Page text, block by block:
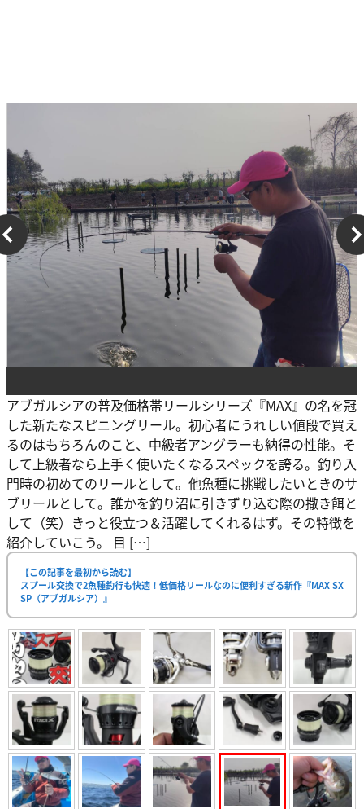
アブガルシアの普及価格帯リールシリーズ『MAX』の名を冠
した新たなスピニングリール。初心者にうれしい値段で買え
るのはもちろんのこと、中級者アングラーも納得の性能。そ
して上級者なら上手く使いたくなるスペックを誇る。釣り入
門時の初めてのリールとして。他魚種に挑戦したいときのサ
ブリールとして。誰かを釣り沼に引きずり込む際の撒き餌と
して（笑）きっと役立つ＆活躍してくれるはず。その特徴を
紹介していこう。 目 […]
【この記事を最初から読む】
スプール交換で2魚種釣行も快適！低価格リールなのに便利すぎる新作『MAX SX
SP（アブガルシア）』